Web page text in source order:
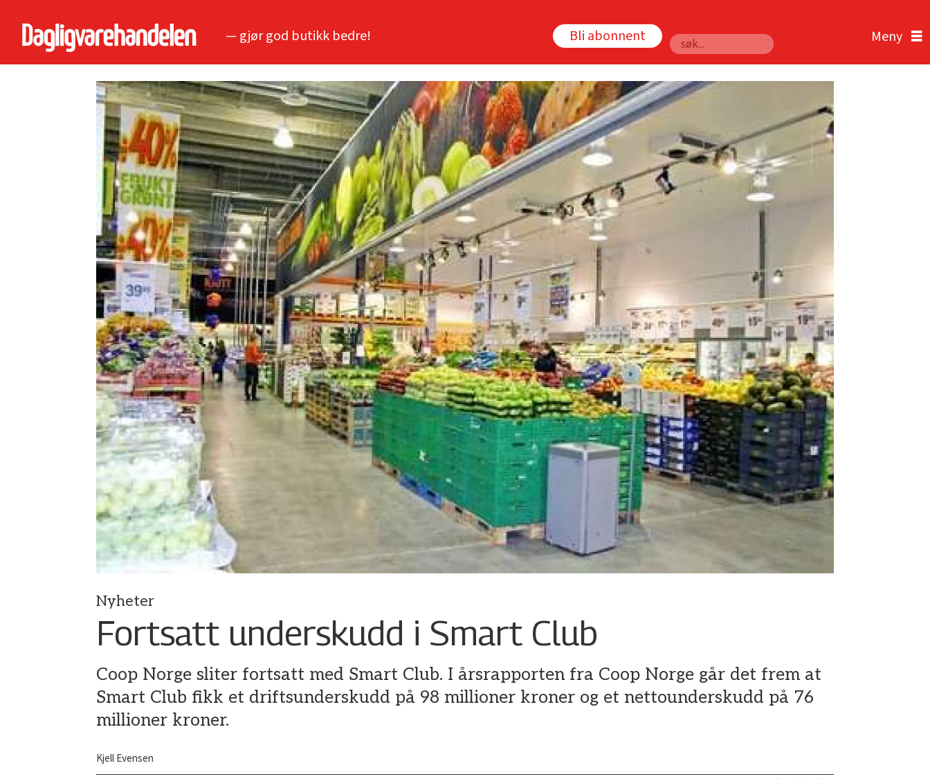
— gjør god butikk bedre! Bli abonnent
Søk
Nyheter
Fortsatt underskudd i Smart Club
Coop Norge sliter fortsatt med Smart Club. I årsrapporten fra Coop Norge går det frem at
Smart Club fikk et driftsunderskudd på 98 millioner kroner og et nettounderskudd på 76
millioner kroner.
Kjell Evensen